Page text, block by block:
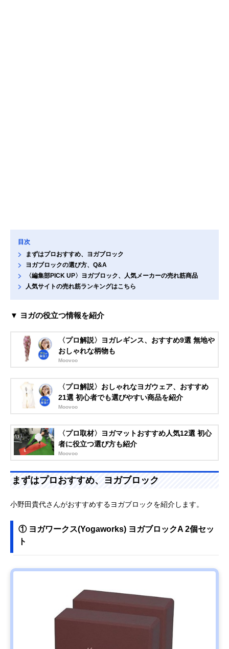
目次
まずはプロおすすめ、ヨガブロック
ヨガブロックの選び方、Q&A
〈編集部PICK UP〉ヨガブロック、人気メーカーの売れ筋商品
人気サイトの売れ筋ランキングはこちら
▼ ヨガの役立つ情報を紹介
〈プロ解説〉ヨガレギンス、おすすめ9選 無地や
おしゃれな柄物も
Moovoo
〈プロ解説〉おしゃれなヨガウェア、おすすめ
21選 初心者でも選びやすい商品を紹介
Moovoo
〈プロ取材〉ヨガマットおすすめ人気12選 初心
者に役立つ選び方も紹介
Moovoo
まずはプロおすすめ、ヨガブロック
小野田貴代さんがおすすめするヨガブロックを紹介します。
① ヨガワークス(Yogaworks) ヨガブロックA 2個セッ
ト